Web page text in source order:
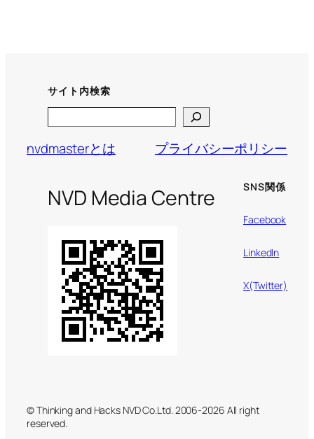
サイト内検索
nvdmasterとは
プライバシーポリシー
NVD Media Centre SNS関係
Facebook
LinkedIn
X(Twitter)
© Thinking and Hacks NVD Co.Ltd. 2006-2026 All right
reserved.